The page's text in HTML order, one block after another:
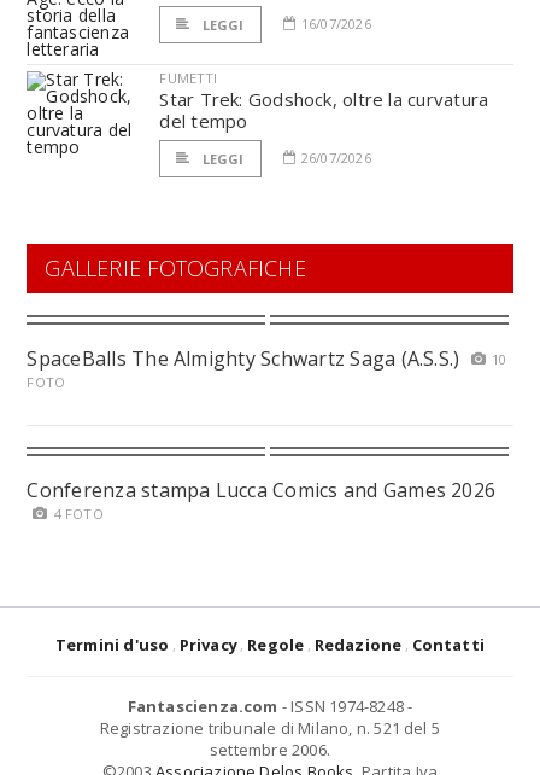
LEGGI 16/07/2026
FUMETTI
Star Trek: Godshock, oltre la curvatura
del tempo
LEGGI 26/07/2026
GALLERIE FOTOGRAFICHE
SpaceBalls The Almighty Schwartz Saga (A.S.S.)
10
FOTO
Conferenza stampa Lucca Comics and Games 2026
4 FOTO
Termini d'uso Privacy Regole Redazione Contatti
Fantascienza.com - ISSN 1974-8248 -
Registrazione tribunale di Milano, n. 521 del 5
settembre 2006.